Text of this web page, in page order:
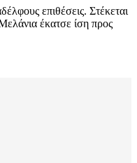
επιθέσεις. Στέκεται
έκατσε ίση προς